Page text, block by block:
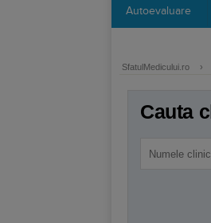
Autoevaluare
SfatulMedicului.ro ›
Cauta